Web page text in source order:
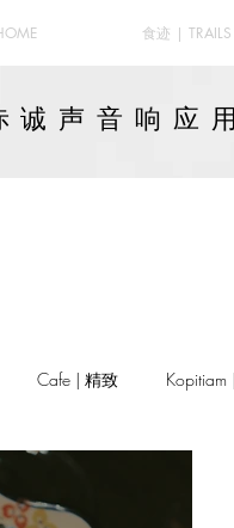
食迹 | TRAILS
诚声音响应
Cafe | 精致 Kopitiam